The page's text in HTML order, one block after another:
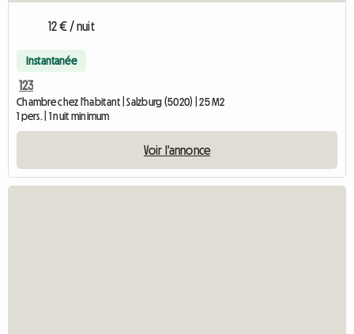
12 € / nuit
Instantanée
123
Chambre chez l'habitant | Salzburg (5020) | 25 M2
1 pers. | 1 nuit minimum
Voir l'annonce